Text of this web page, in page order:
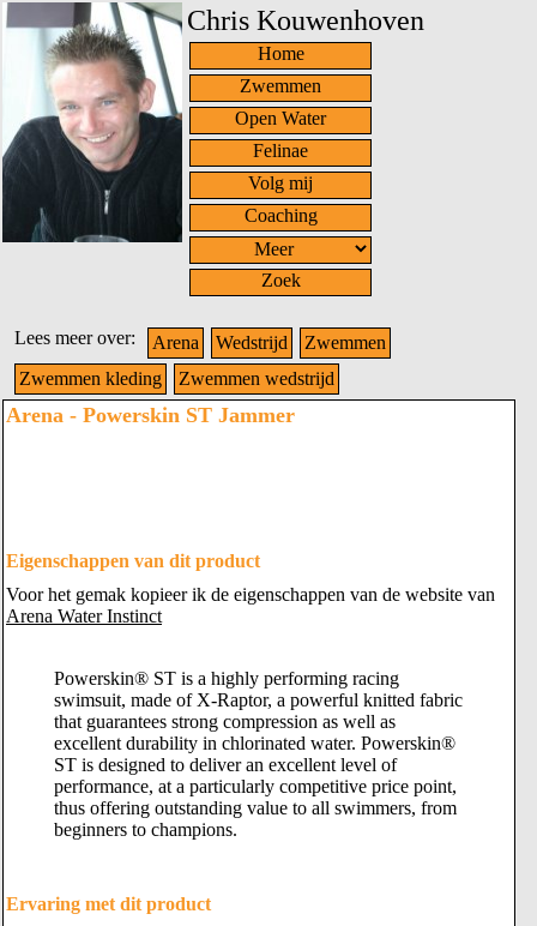
Chris Kouwenhoven
Home
Zwemmen
Open Water
Felinae
Volg mij
Coaching
Zoek
Lees meer over: Arena Wedstrijd
Zwemmen
Zwemmen kleding
Zwemmen wedstrijd
Arena - Powerskin ST Jammer
Eigenschappen van dit product
Voor het gemak kopieer ik de eigenschappen van de website van
Arena Water Instinct
Powerskin® ST is a highly performing racing
swimsuit, made of X-Raptor, a powerful knitted fabric
that guarantees strong compression as well as
excellent durability in chlorinated water. Powerskin®
ST is designed to deliver an excellent level of
performance, at a particularly competitive price point,
thus offering outstanding value to all swimmers, from
beginners to champions.
Ervaring met dit product